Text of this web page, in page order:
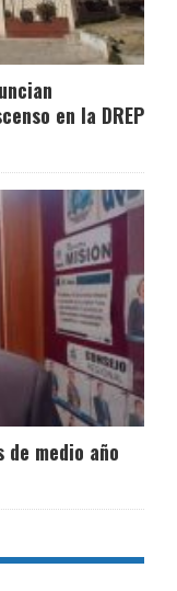
en la DREP
de medio año